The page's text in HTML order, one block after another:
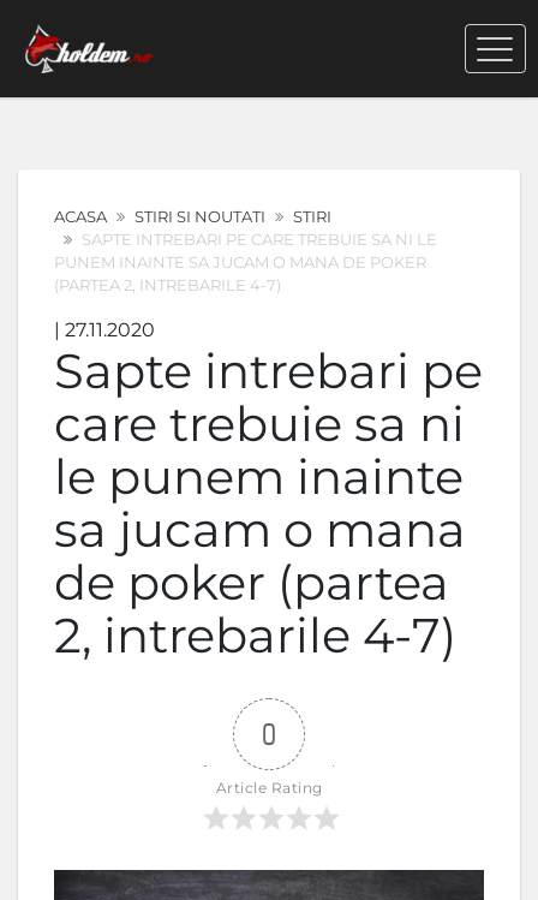
ACASA STIRI SI NOUTATI
STIRI
SAPTE INTREBARI PE CARE TREBUIE SA NI LE
PUNEM INAINTE SA JUCAM O MANA DE POKER
(PARTEA 2, INTREBARILE 4-7)
| 27.11.2020
Sapte intrebari pe
care trebuie sa ni
le punem inainte
sa jucam o mana
de poker (partea
2, intrebarile 4-7)
0
Article Rating